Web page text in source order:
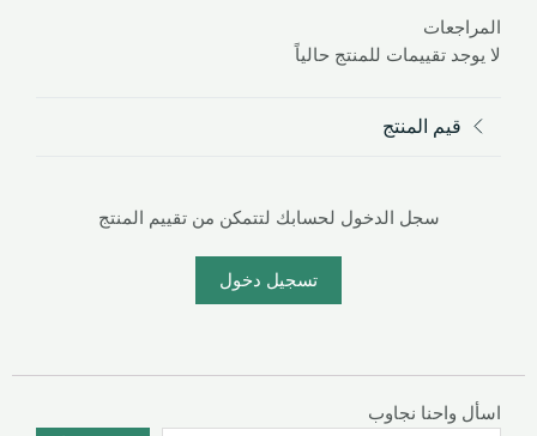
المراجعات
لا يوجد تقييمات للمنتج حالياً
قيم المنتج
سجل الدخول لحسابك لتتمكن من تقييم المنتج
تسجيل دخول
اسأل واحنا نجاوب